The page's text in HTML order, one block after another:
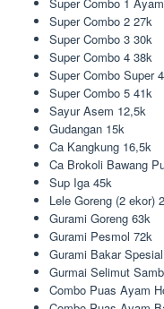
Super Combo 2 27k
Super Combo 3 30k
Super Combo 4 38k
Super Combo Super
Super Combo 5 41k
Sayur Asem 12,5k
Gudangan 15k
Ca Kangkung 16,5k
Ca Brokoli Bawang
Sup Iga 45k
Lele Goreng (2 ekor)
Gurami Goreng 63k
Gurami Pesmol 72k
Gurami Bakar
Gurmai Selimut
Combo Puas Ayam